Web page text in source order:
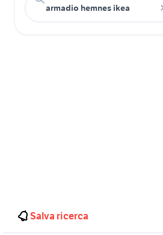
Salva ricerca